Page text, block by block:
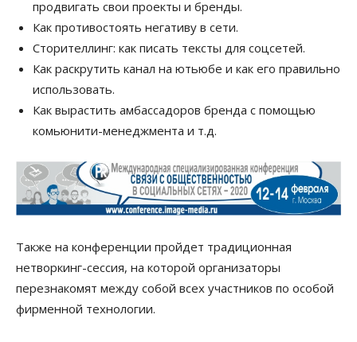
продвигать свои проекты и бренды.
Как противостоять негативу в сети.
Сторителлинг: как писать тексты для соцсетей.
Как раскрутить канал на ютьюбе и как его правильно
использовать.
Как вырастить амбассадоров бренда с помощью
комьюнити-менеджмента и т.д.
Также на конференции пройдет традиционная
нетворкинг-сессия, на которой организаторы
перезнакомят между собой всех участников по особой
фирменной технологии.